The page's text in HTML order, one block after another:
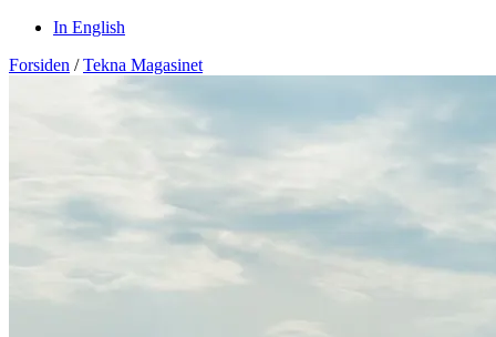
In English
Forsiden / Tekna Magasinet